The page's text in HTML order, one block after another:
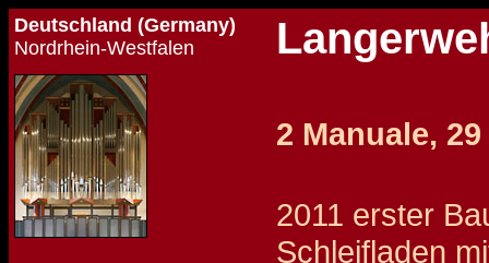
Deutschland (Germany)
Nordrhein-Westfalen
2 Manuale,
2011 erster
Schleifladen